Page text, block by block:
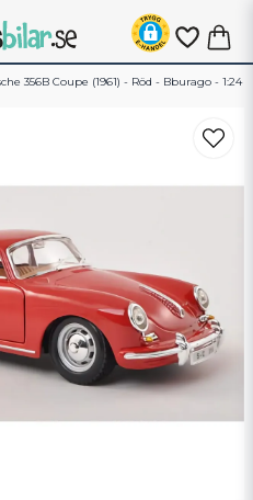
356B Coupe (1961) - Röd - Bburago - 1:24